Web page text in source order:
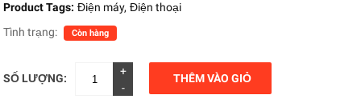
Product Tags: Điện máy Điện thoại
Tình trạng:
Còn hàng
SỐ LƯỢNG:
+
-
THÊM VÀO GIỎ